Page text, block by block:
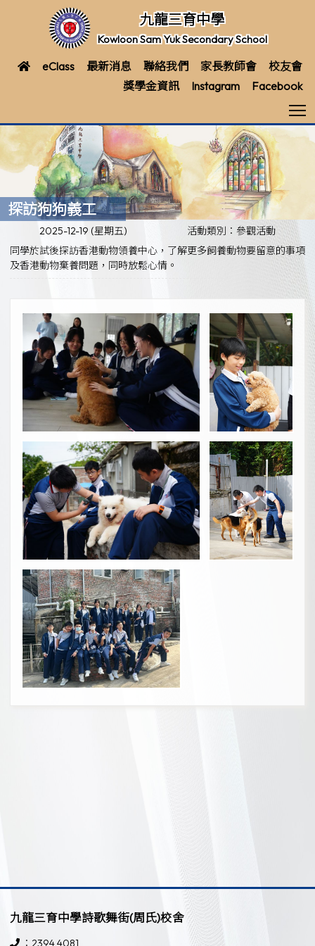
九龍三育中學
Kowloon Sam Yuk Secondary School
eClass 最新消息 聯絡我們 家長教師會
校友會
獎學金資訊
Instagram Facebook
探訪狗狗義工
2025-12-19 (星期五)
活動類別：參觀活動
同學於試後探訪香港動物領養中心，了解更多飼養動物要留意的事項
及香港動物棄養問題，同時放鬆心情。
九龍三育中學詩歌舞街(周氏)校舍
：2394 4081